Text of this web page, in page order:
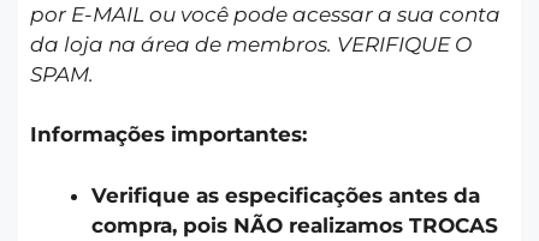
por E-MAIL ou você pode acessar a sua conta
da loja na área de membros. VERIFIQUE O
SPAM.
Informações importantes:
Verifique as especificações antes da
compra, pois NÃO realizamos TROCAS